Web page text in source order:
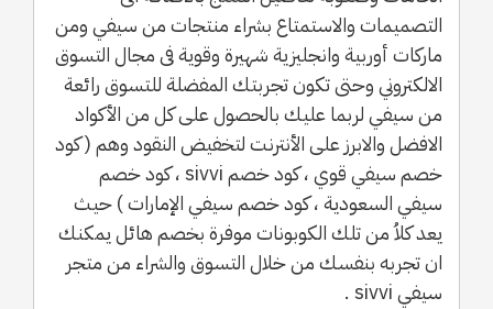
التصميمات والاستمتاع بشراء منتجات من سيفي ومن
ماركات أوربية وانجليزية شهيرة وقوية فى مجال التسوق
الالكتروني وحتى تكون تجربتك المفضلة للتسوق رائعة
من سيفي لربما عليك بالحصول على كل من الأكواد
الافضل والابرز على الأنترنت لتخفيض النقود وهم ( كود
خصم سيفي قوي ، كود خصم sivvi ، كود خصم
سيفي السعودية ، كود خصم سيفي الإمارات ) حيث
يعد كلاُ من تلك الكوبونات موفرة بخصم هائل يمكنك
ان تجربه بنفسك من خلال التسوق والشراء من متجر
سيفي sivvi .